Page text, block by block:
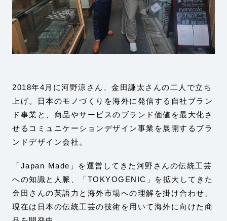
2018年4月に河野涼さん、金田謙太さんの二人で立ち
上げ。日本のモノづくりを海外に発信する自社ブラン
ド事業と、商品やサービスのブランド価値を最大化さ
せるコミュニケーションデザイン事業を展開するブラ
ンドデザイン会社。
「Japan Made」を運営してきた河野さんの伝統工芸
への知識と人脈、「TOKYOGENIC」を拡大してきた
金田さんの英語力と海外市場への理解を掛け合わせ、
現在は日本の伝統工芸の技術を用いて海外に向けた商